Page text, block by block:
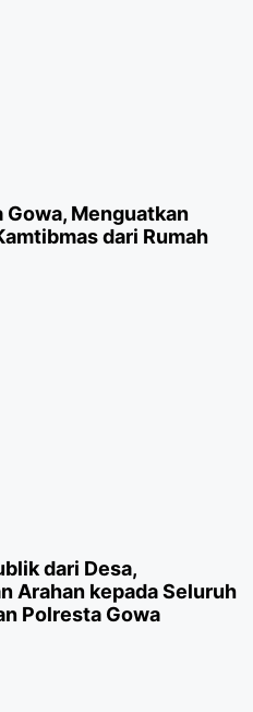
Menguatkan
dari Rumah
dari Desa,
Arahan kepada Seluruh
Polresta Gowa